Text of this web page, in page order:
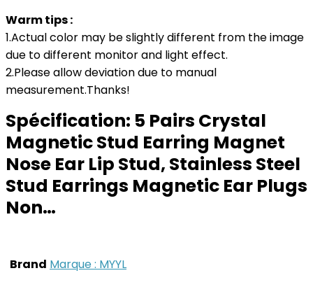
Warm tips :
1.Actual color may be slightly different from the image
due to different monitor and light effect.
2.Please allow deviation due to manual
measurement.Thanks!
Spécification: 5 Pairs Crystal
Magnetic Stud Earring Magnet
Nose Ear Lip Stud, Stainless Steel
Stud Earrings Magnetic Ear Plugs
Non…
Brand Marque : MYYL